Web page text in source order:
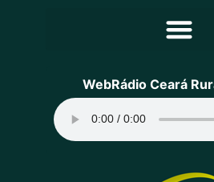
Principal
Equipe
WebRádio Ceará